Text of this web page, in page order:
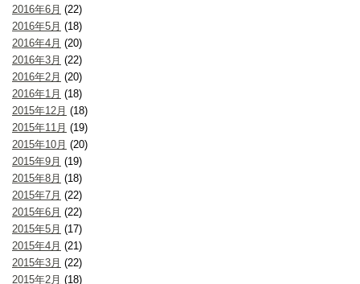
2016年6月 (22)
2016年5月 (18)
2016年4月 (20)
2016年3月 (22)
2016年2月 (20)
2016年1月 (18)
2015年12月 (18)
2015年11月 (19)
2015年10月 (20)
2015年9月 (19)
2015年8月 (18)
2015年7月 (22)
2015年6月 (22)
2015年5月 (17)
2015年4月 (21)
2015年3月 (22)
2015年2月 (18)